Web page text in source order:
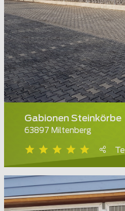
Gabionen Steinkörbe
63897 Miltenberg